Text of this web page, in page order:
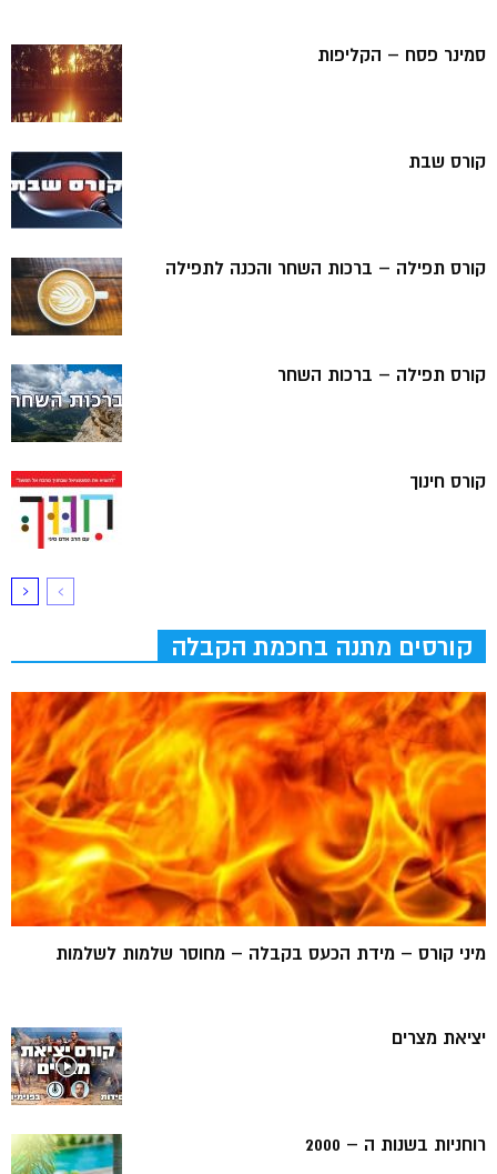
סמינר פסח – הקליפות
קורס שבת
קורס תפילה – ברכות השחר והכנה לתפילה
קורס תפילה – ברכות השחר
קורס חינוך
קורסים מתנה בחכמת הקבלה
מיני קורס – מידת הכעס בקבלה – מחוסר שלמות לשלמות
יציאת מצרים
רוחניות בשנות ה – 2000